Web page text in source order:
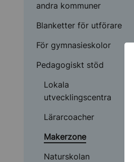
andra kommuner
Blanketter för utförare
För gymnasieskolor
Pedagogiskt stöd
Lokala
utvecklingscentra
Lärarcoacher
Makerzone
Naturskolan